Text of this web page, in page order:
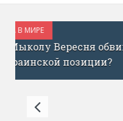
УКРАИНА В МИРЕ
ИЮЛЬ 1, 2017
«Украина
инвестор Эйтан
украинских